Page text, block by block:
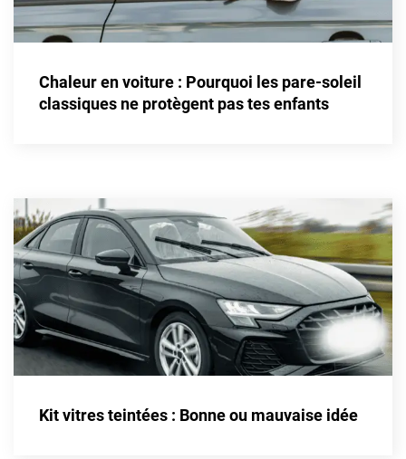
Alfa Romeo
Aston Martin
Buick
Byd
Cadillac
Changan
Chevrolet
Chrysler
Chaleur en voiture : Pourquoi les pare-soleil
classiques ne protègent pas tes enfants
Kit vitres teintées : Bonne ou mauvaise idée